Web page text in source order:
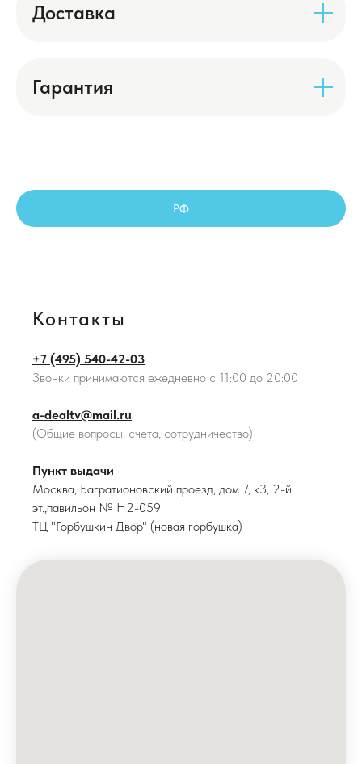
Доставка
Гарантия
РФ
Контакты
+7 (495) 540-42-03
Звонки принимаются ежедневно с 11:00 до 20:00
a-dealtv@mail.ru
(Общие вопросы, счета, сотрудничество)
Пункт выдачи
Москва, Багратионовский проезд, дом 7, к3, 2-й
эт.,павильон № H2-059
ТЦ "Горбушкин Двор" (новая горбушка)